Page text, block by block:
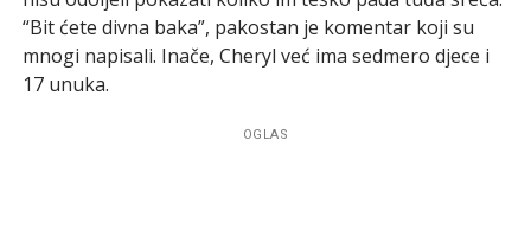
“Bit ćete divna baka”, pakostan je komentar koji su
mnogi napisali. Inače, Cheryl već ima sedmero djece i
17 unuka.
OGLAS